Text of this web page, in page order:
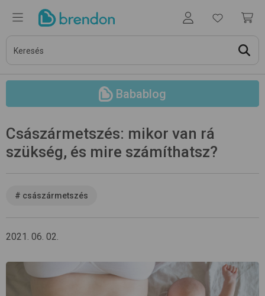
Babablog
Császármetszés: mikor van rá
szükség, és mire számíthatsz?
# császármetszés
2021. 06. 02.